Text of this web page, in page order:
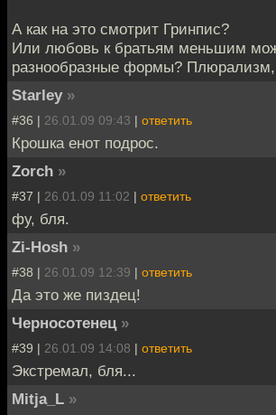
А как на это смотрит Гринпис?
Или любовь к братьям меньшим
разнообразные формы? Плюрализм,
Starley »
#36 | 26.01.09 09:43 | ответить
Крошка енот подрос.
Zorch »
#37 | 26.01.09 11:02 | ответить
фу, бля.
Zi-Hosh »
#38 | 26.01.09 12:39 | ответить
Да это же пиздец!
Черносотенец »
#39 | 26.01.09 14:08 | ответить
Экстремал, бля...
Mitja_L »